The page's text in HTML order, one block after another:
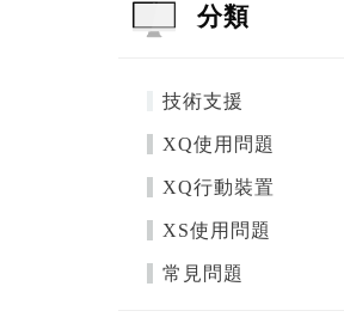
分類
技術支援
XQ使用問題
XQ行動裝置
XS使用問題
常見問題